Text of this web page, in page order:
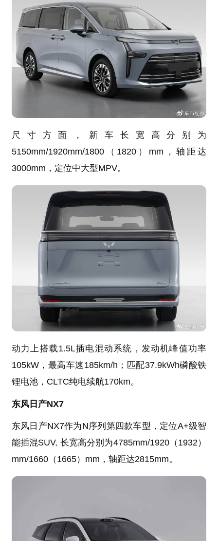
尺寸方面，新车长宽高分别为
5150mm/1920mm/1800（1820）mm，轴距达
3000mm，定位中大型MPV。
动力上搭载1.5L插电混动系统，发动机峰值功率
105kW，最高车速185km/h；匹配37.9kWh磷酸铁
锂电池，CLTC纯电续航170km。
东风日产NX7
东风日产NX7作为N序列第四款车型，定位A+级智
能插混SUV, 长宽高分别为4785mm/1920（1932）
mm/1660（1665）mm，轴距达2815mm。